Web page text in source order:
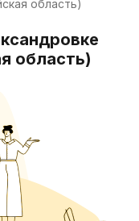
область)
область)